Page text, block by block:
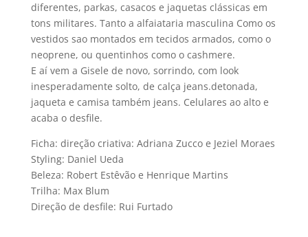
diferentes, parkas, casacos e jaquetas clássicas em
tons militares. Tanto a alfaiataria masculina Como os
vestidos sao montados em tecidos armados, como o
neoprene, ou quentinhos como o cashmere.
E aí­ vem a Gisele de novo, sorrindo, com look
inesperadamente solto, de calça jeans.detonada,
jaqueta e camisa também jeans. Celulares ao alto e
acaba o desfile.
Ficha: direção criativa: Adriana Zucco e Jeziel Moraes
Styling: Daniel Ueda
Beleza: Robert Estêvão e Henrique Martins
Trilha: Max Blum
Direção de desfile: Rui Furtado